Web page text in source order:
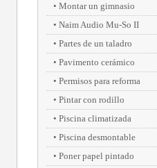
Montar un gimnasio
Naim Audio Mu-So II
Partes de un taladro
Pavimento cerámico
Permisos para reforma
Pintar con rodillo
Piscina climatizada
Piscina desmontable
Poner papel pintado